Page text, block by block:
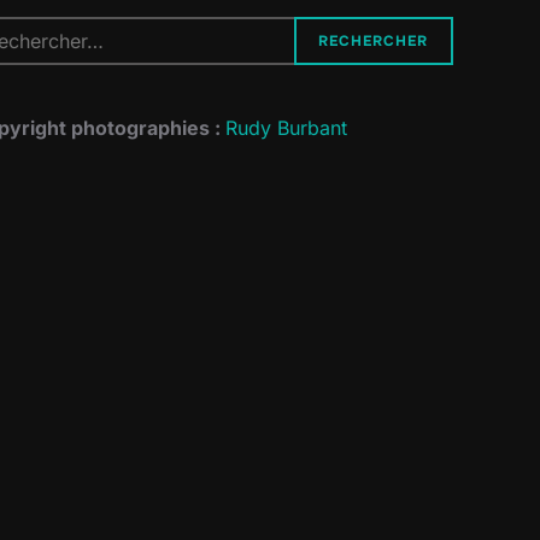
:
RECHERCHER
photographies : Rudy Burbant